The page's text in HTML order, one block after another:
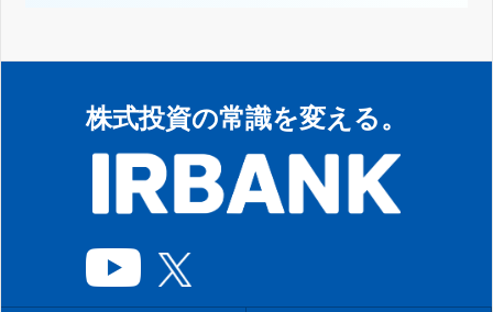
株式投資の常識を変える。